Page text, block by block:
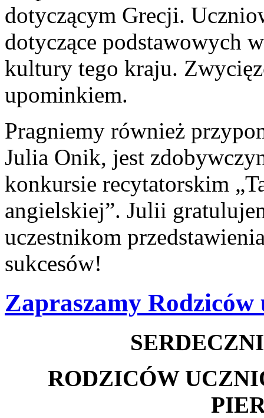
dotyczącym Grecji.
dotyczące podstawowych
kultury tego kraju.
upominkiem.
Pragniemy również
Julia Onik, jest
konkursie recytatorskim
angielskiej”. Julii
uczestnikom
sukcesów!
Zapraszamy
RODZICÓW